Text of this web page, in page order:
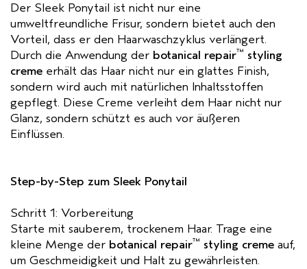
Der Sleek Ponytail ist nicht nur eine
umweltfreundliche Frisur, sondern bietet auch den
Vorteil, dass er den Haarwaschzyklus verlängert.
Durch die Anwendung der botanical repair™ styling
creme erhält das Haar nicht nur ein glattes Finish,
sondern wird auch mit natürlichen Inhaltsstoffen
gepflegt. Diese Creme verleiht dem Haar nicht nur
Glanz, sondern schützt es auch vor äußeren
Einflüssen.
Step-by-Step zum Sleek Ponytail
Schritt 1: Vorbereitung
Starte mit sauberem, trockenem Haar. Trage eine
kleine Menge der botanical repair™ styling creme auf,
um Geschmeidigkeit und Halt zu gewährleisten.